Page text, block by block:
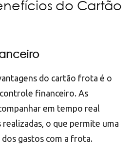
do Cartão
do cartão frota é o
financeiro. As
em tempo real
realizadas, o que permite uma
dos gastos com a frota.